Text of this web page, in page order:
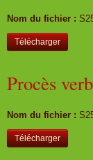
Nom du fichier :
Télécharger
Procès
Nom du fichier :
Télécharger